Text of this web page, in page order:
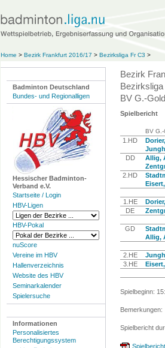
Home > Bezirk Frankfurt 2016/17 > Bezirksliga Fr C3 >
Badminton Deutschland
Bundes- und Regionalligen
Hessischer Badminton-
Verband e.V.
Startseite / Login
HBV-Ligen
HBV-Pokal
nuScore
Vereine im HBV
Hallenverzeichnis
Website des HBV
Seminarkalender
Spielersuche
Informationen
Personalisiertes
Berechtigungssystem
Bezirk
BV G.-
Spielbericht
BV
1.HD
DD
Allig,
2.HD
1.HE
DE
GD
Allig,
2.HE
3.HE
Spielbeginn:
Bemerkungen:
Spielbericht